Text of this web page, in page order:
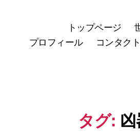
トップページ
プロフィール
コンタクト
タグ: